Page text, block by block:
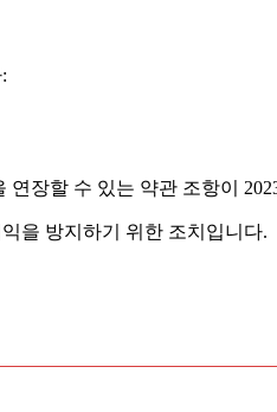
장할 수 있는 약관 조항이
을 방지하기 위한 조치입니다.